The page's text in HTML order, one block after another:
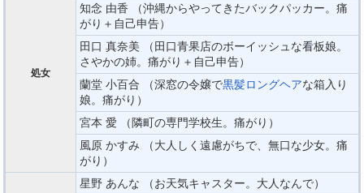
処女
知念 由香 （沖縄からやってきたバックパッカー。痛
がり＋自己申告）
田口 真奈美 （田口青果店のボーイッシュな看板娘。
さやかの姉。痛がり＋自己申告）
蘭堂 小百合 （深窓の令嬢で黒髪ロングヘアな箱入り
娘。痛がり）
宮本 愛 （隣町の専門学校生。痛がり）
風原 かすみ （大人しく遠慮がちで、無口な少女。痛
がり）
星野 あんな （お天気キャスター。大人なんで）